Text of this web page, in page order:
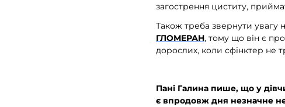
загострення циститу,
Також треба звернути увагу
ГЛОМЕРАН, тому що він є
дорослих, коли сфінктер не
Пані Галина пише, що у
є впродовж дня незначне